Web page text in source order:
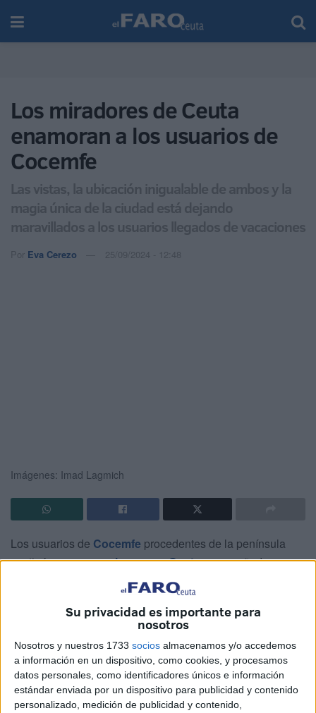
Su privacidad es importante para
nosotros
Nosotros y nuestros 1733 socios almacenamos y/o accedemos
a información en un dispositivo, como cookies, y procesamos
datos personales, como identificadores únicos e información
estándar enviada por un dispositivo para publicidad y contenido
personalizado, medición de publicidad y contenido,
Los miradores de Ceuta
enamoran a los usuarios de
Cocemfe
Las vistas, la ubicación inigualable de ambos y la
magia única de la ciudad está dejando
maravillados a los usuarios llegados de vacaciones
Por Eva Cerezo 25/09/2024 - 12:48
Imágenes: Imad Lagmich
Los usuarios de Cocemfe procedentes de la península
continúan susvacaciones por Ceutaacompañados por
los monitores de esta entidad y el
Ruiz, que ameniza los traslados.
En esta ocasión, han visitado los miradores comenzando
por San Antonio y continuando hasta Isabel II. FaroTv ha
querido acompañar a los turistas que visitan Ceuta a
través del inclusivo Programa de Vacaciones de Cocemfe
que hace feliz a tanta gente.